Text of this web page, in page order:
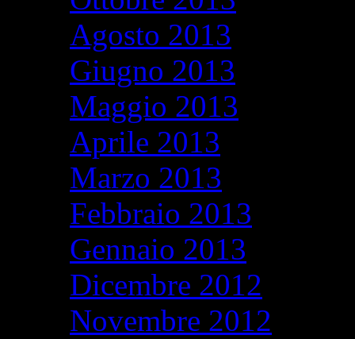
Agosto 2013
Giugno 2013
Maggio 2013
Aprile 2013
Marzo 2013
Febbraio 2013
Gennaio 2013
Dicembre 2012
Novembre 2012